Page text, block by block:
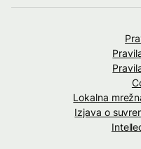
Lokalna
Izjava o